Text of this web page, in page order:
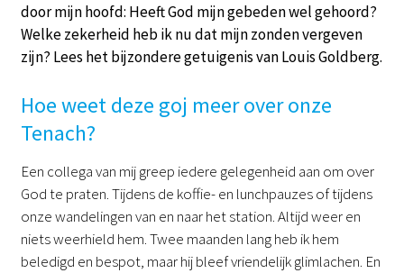
door mijn hoofd: Heeft God mijn gebeden wel gehoord?
Welke zekerheid heb ik nu dat mijn zonden vergeven
zijn? Lees het bijzondere getuigenis van Louis Goldberg.
Hoe weet deze goj meer over onze
Tenach?
Een collega van mij greep iedere gelegenheid aan om over
God te praten. Tijdens de koffie- en lunchpauzes of tijdens
onze wandelingen van en naar het station. Altijd weer en
niets weerhield hem. Twee maanden lang heb ik hem
beledigd en bespot, maar hij bleef vriendelijk glimlachen. En